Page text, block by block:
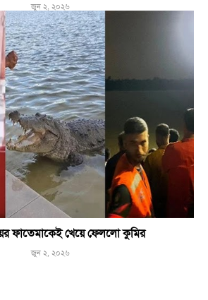
জুন ২, ২০২৬
ফাতেমাকেই খেয়ে ফেললো কুমির
জুন ২, ২০২৬